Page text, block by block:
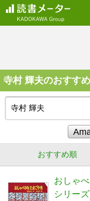
寺村 輝夫のおすす
おすすめ順
おしゃ
シリー